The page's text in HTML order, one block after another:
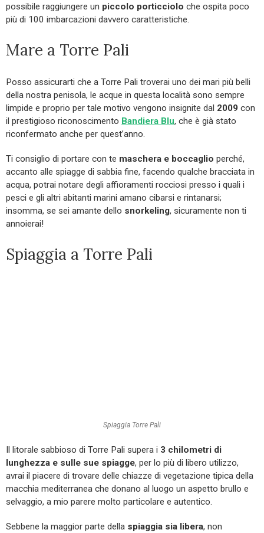
possibile raggiungere un piccolo porticciolo che ospita poco
più di 100 imbarcazioni davvero caratteristiche.
Mare a Torre Pali
Posso assicurarti che a Torre Pali troverai uno dei mari più belli
della nostra penisola, le acque in questa località sono sempre
limpide e proprio per tale motivo vengono insignite dal 2009 con
il prestigioso riconoscimento Bandiera Blu, che è già stato
riconfermato anche per quest’anno.
Ti consiglio di portare con te maschera e boccaglio perché,
accanto alle spiagge di sabbia fine, facendo qualche bracciata in
acqua, potrai notare degli affioramenti rocciosi presso i quali i
pesci e gli altri abitanti marini amano cibarsi e rintanarsi;
insomma, se sei amante dello snorkeling, sicuramente non ti
annoierai!
Spiaggia a Torre Pali
Spiaggia Torre Pali
Il litorale sabbioso di Torre Pali supera i 3 chilometri di
lunghezza e sulle sue spiagge, per lo più di libero utilizzo,
avrai il piacere di trovare delle chiazze di vegetazione tipica della
macchia mediterranea che donano al luogo un aspetto brullo e
selvaggio, a mio parere molto particolare e autentico.
Sebbene la maggior parte della spiaggia sia libera, non